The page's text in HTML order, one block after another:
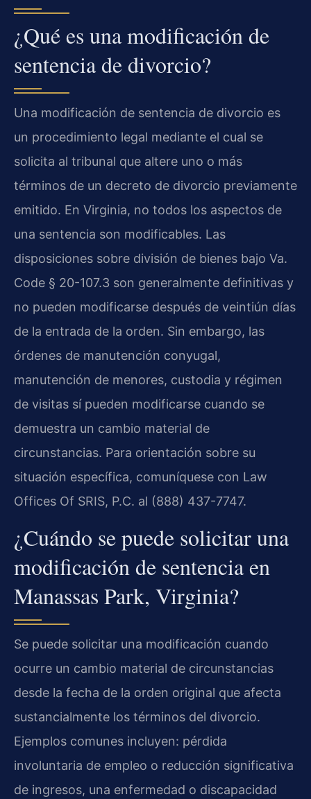
¿Qué es una modificación de
sentencia de divorcio?
Una modificación de sentencia de divorcio es
un procedimiento legal mediante el cual se
solicita al tribunal que altere uno o más
términos de un decreto de divorcio previamente
emitido. En Virginia, no todos los aspectos de
una sentencia son modificables. Las
disposiciones sobre división de bienes bajo Va.
Code § 20-107.3 son generalmente definitivas y
no pueden modificarse después de veintiún días
de la entrada de la orden. Sin embargo, las
órdenes de manutención conyugal,
manutención de menores, custodia y régimen
de visitas sí pueden modificarse cuando se
demuestra un cambio material de
circunstancias. Para orientación sobre su
situación específica, comuníquese con Law
Offices Of SRIS, P.C. al (888) 437-7747.
¿Cuándo se puede solicitar una
modificación de sentencia en
Manassas Park, Virginia?
Se puede solicitar una modificación cuando
ocurre un cambio material de circunstancias
desde la fecha de la orden original que afecta
sustancialmente los términos del divorcio.
Ejemplos comunes incluyen: pérdida
involuntaria de empleo o reducción significativa
de ingresos, una enfermedad o discapacidad